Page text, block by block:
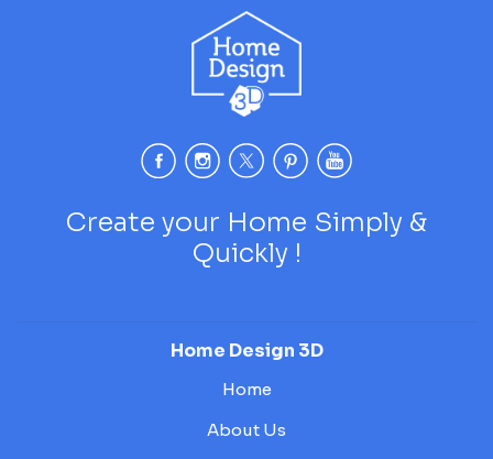
Create your Home Simply &
Quickly !
Home Design 3D
Home
About Us